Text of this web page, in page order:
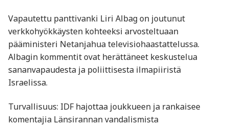
Vapautettu panttivanki Liri Albag on joutunut
verkkohyökkäysten kohteeksi arvosteltuaan
pääministeri Netanjahua televisiohaastattelussa.
Albagin kommentit ovat herättäneet keskustelua
sananvapaudesta ja poliittisesta ilmapiiristä
Israelissa. ​
Turvallisuus: IDF hajottaa joukkueen ja rankaisee
komentajia Länsirannan vandalismista